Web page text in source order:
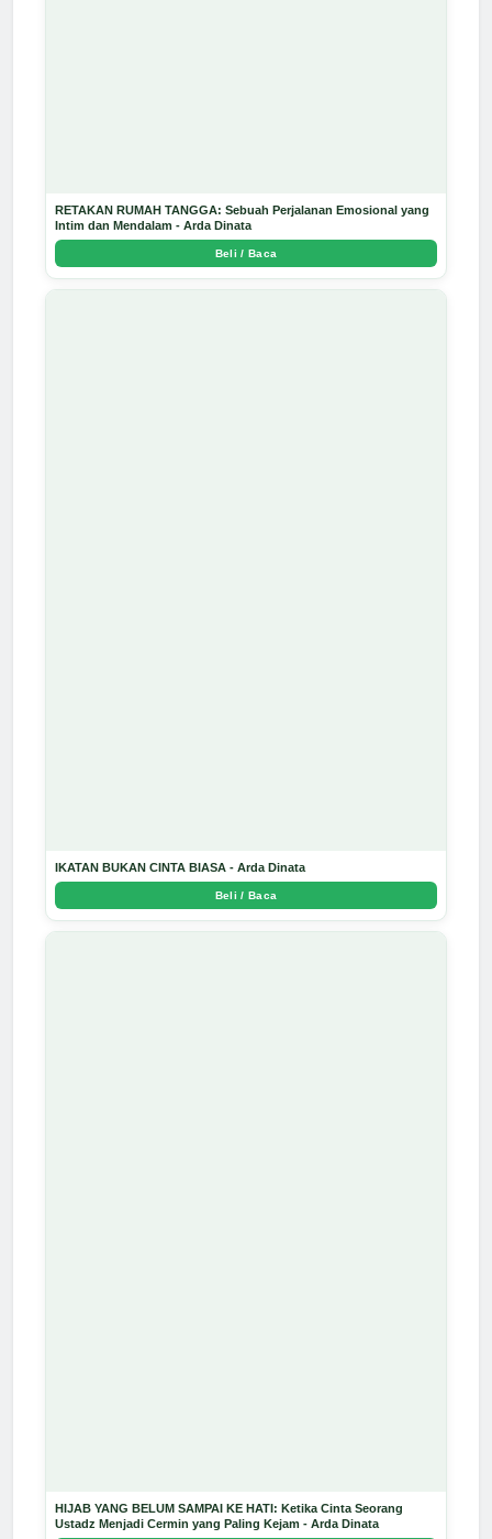
RETAKAN RUMAH TANGGA: Sebuah Perjalanan Emosional yang
Intim dan Mendalam - Arda Dinata
Beli / Baca
IKATAN BUKAN CINTA BIASA - Arda Dinata
Beli / Baca
HIJAB YANG BELUM SAMPAI KE HATI: Ketika Cinta Seorang
Ustadz Menjadi Cermin yang Paling Kejam - Arda Dinata